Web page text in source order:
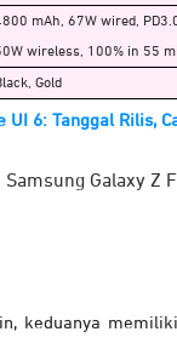
mAh, 67W wired,
wireless, 100% in 55
Gold
UI 6: Tanggal Rilis,
keduanya